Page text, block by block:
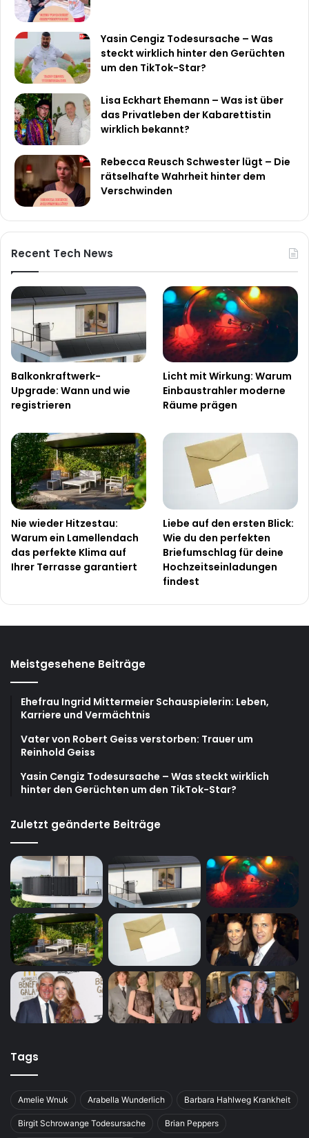
Yasin Cengiz Todesursache – Was
steckt wirklich hinter den Gerüchten
um den TikTok-Star?
Lisa Eckhart Ehemann – Was ist über
das Privatleben der Kabarettistin
wirklich bekannt?
Rebecca Reusch Schwester lügt – Die
rätselhafte Wahrheit hinter dem
Verschwinden
Recent Tech News
Balkonkraftwerk-
Upgrade: Wann und wie
registrieren
Licht mit Wirkung: Warum
Einbaustrahler moderne
Räume prägen
Nie wieder Hitzestau:
Warum ein Lamellendach
das perfekte Klima auf
Ihrer Terrasse garantiert
Liebe auf den ersten Blick:
Wie du den perfekten
Briefumschlag für deine
Hochzeitseinladungen
findest
Meistgesehene Beiträge
Ehefrau Ingrid Mittermeier Schauspielerin: Leben,
Karriere und Vermächtnis
Vater von Robert Geiss verstorben: Trauer um
Reinhold Geiss
Yasin Cengiz Todesursache – Was steckt wirklich
hinter den Gerüchten um den TikTok-Star?
Zuletzt geänderte Beiträge
Tags
Amelie Wnuk Arabella Wunderlich Barbara Hahlweg Krankheit
Birgit Schrowange Todesursache Brian Peppers